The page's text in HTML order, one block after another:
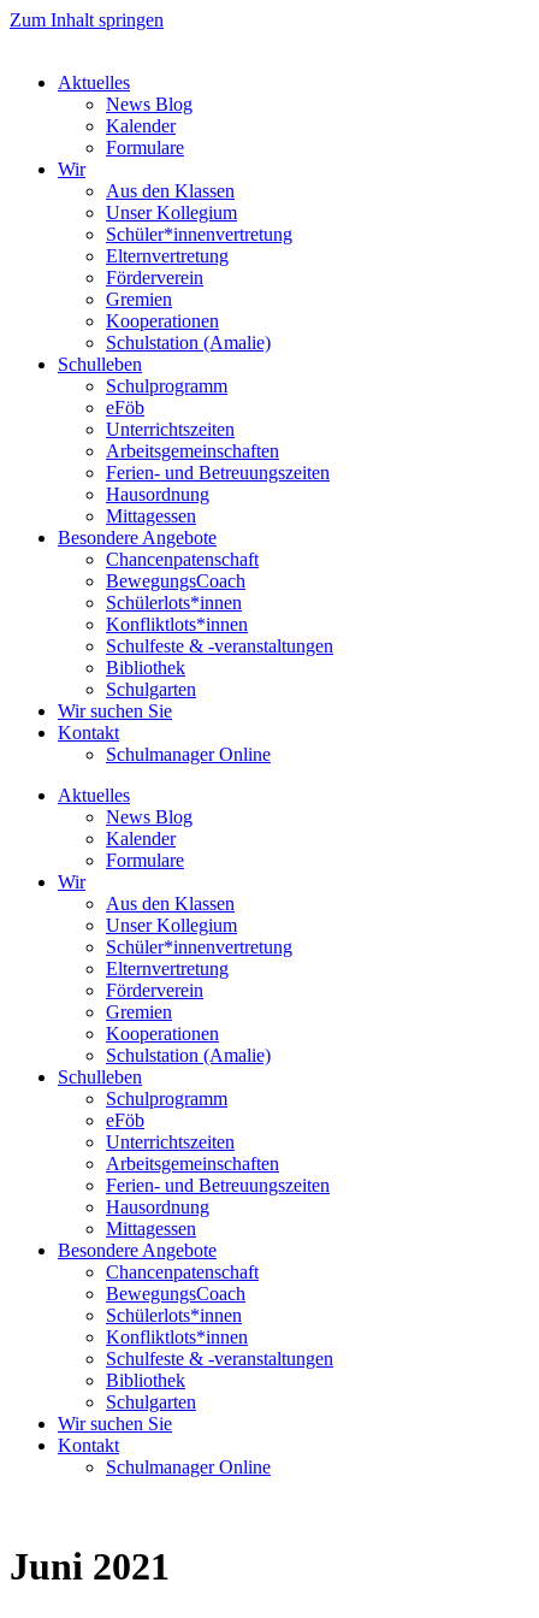
Zum Inhalt springen
Aktuelles
News Blog
Kalender
Formulare
Wir
Aus den Klassen
Unser Kollegium
Schüler*innenvertretung
Elternvertretung
Förderverein
Gremien
Kooperationen
Schulstation (Amalie)
Schulleben
Schulprogramm
eFöb
Unterrichtszeiten
Arbeitsgemeinschaften
Ferien- und Betreuungszeiten
Hausordnung
Mittagessen
Besondere Angebote
Chancenpatenschaft
BewegungsCoach
Schülerlots*innen
Konfliktlots*innen
Schulfeste & -veranstaltungen
Bibliothek
Schulgarten
Wir suchen Sie
Kontakt
Schulmanager Online
Aktuelles
News Blog
Kalender
Formulare
Wir
Aus den Klassen
Unser Kollegium
Schüler*innenvertretung
Elternvertretung
Förderverein
Gremien
Kooperationen
Schulstation (Amalie)
Schulleben
Schulprogramm
eFöb
Unterrichtszeiten
Arbeitsgemeinschaften
Ferien- und Betreuungszeiten
Hausordnung
Mittagessen
Besondere Angebote
Chancenpatenschaft
BewegungsCoach
Schülerlots*innen
Konfliktlots*innen
Schulfeste & -veranstaltungen
Bibliothek
Schulgarten
Wir suchen Sie
Kontakt
Schulmanager Online
Juni 2021